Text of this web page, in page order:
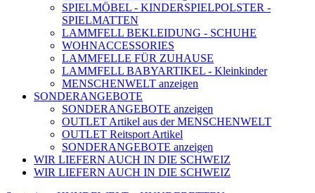
SPIELMÖBEL - KINDERSPIELPOLSTER -
SPIELMATTEN
LAMMFELL BEKLEIDUNG - SCHUHE
WOHNACCESSORIES
LAMMFELLE FÜR ZUHAUSE
LAMMFELL BABYARTIKEL - Kleinkinder
MENSCHENWELT anzeigen
SONDERANGEBOTE
SONDERANGEBOTE anzeigen
OUTLET Artikel aus der MENSCHENWELT
OUTLET Reitsport Artikel
SONDERANGEBOTE anzeigen
WIR LIEFERN AUCH IN DIE SCHWEIZ
WIR LIEFERN AUCH IN DIE SCHWEIZ